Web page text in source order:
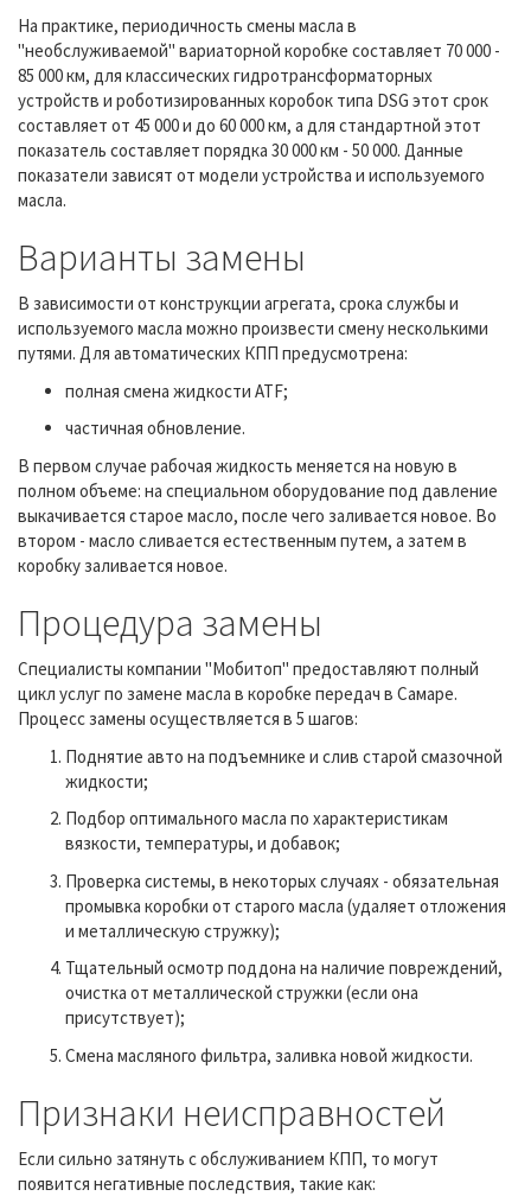
На практике, периодичность смены масла в
"необслуживаемой" вариаторной коробке составляет 70 000 -
85 000 км, для классических гидротрансформаторных
устройств и роботизированных коробок типа DSG этот срок
составляет от 45 000 и до 60 000 км, а для стандартной этот
показатель составляет порядка 30 000 км - 50 000. Данные
показатели зависят от модели устройства и используемого
масла.
Варианты замены
В зависимости от конструкции агрегата, срока службы и
используемого масла можно произвести смену несколькими
путями. Для автоматических КПП предусмотрена:
полная смена жидкости ATF;
частичная обновление.
В первом случае рабочая жидкость меняется на новую в
полном объеме: на специальном оборудование под давление
выкачивается старое масло, после чего заливается новое. Во
втором - масло сливается естественным путем, а затем в
коробку заливается новое.
Процедура замены
Специалисты компании "Мобитоп" предоставляют полный
цикл услуг по замене масла в коробке передач в Самаре.
Процесс замены осуществляется в 5 шагов:
Поднятие авто на подъемнике и слив старой смазочной
жидкости;
Подбор оптимального масла по характеристикам
вязкости, температуры, и добавок;
Проверка системы, в некоторых случаях - обязательная
промывка коробки от старого масла (удаляет отложения
и металлическую стружку);
Тщательный осмотр поддона на наличие повреждений,
очистка от металлической стружки (если она
присутствует);
Смена масляного фильтра, заливка новой жидкости.
Признаки неисправностей
Если сильно затянуть с обслуживанием КПП, то могут
появится негативные последствия, такие как: